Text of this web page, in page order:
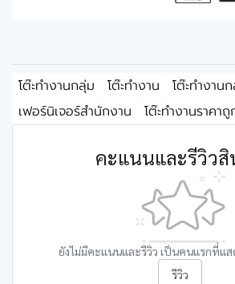
โต๊ะทำงานกลุ่ม โต๊ะทำงาน โต๊ะทำงาน
เฟอร์นิเจอร์สำนักงาน
โต๊ะทำงานราคาถู
คะแนนและรีวิวสิ
ยังไม่มีคะแนนและรีวิว เป็นคนแรกที่แ
รีวิว